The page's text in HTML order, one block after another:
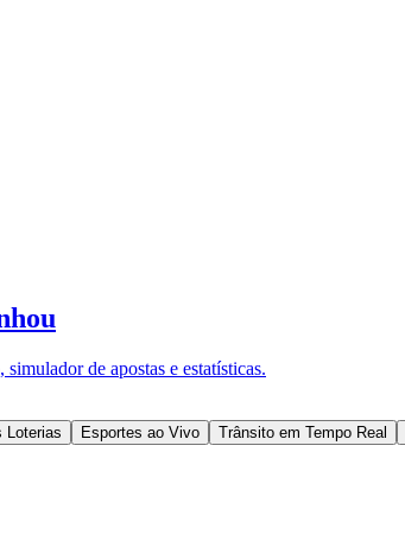
de apostas e estatísticas.
Loterias Esportes ao Vivo Trânsito em Tempo Real